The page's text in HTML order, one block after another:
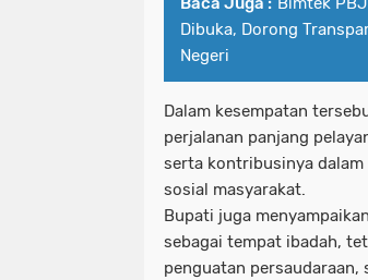
Dibuka, Dorong
Negeri
Dalam kesempatan
perjalanan panjang
serta kontribusinya
sosial
Bupati juga
sebagai tempat ibadah,
penguatan persaudaraan,